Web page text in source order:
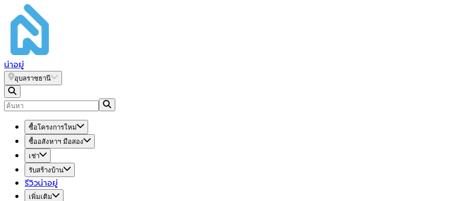
น่าอยู่
อุบลราชธานี
ซื้อโครงการใหม่
ซื้ออสังหาฯ มือสอง
เช่า
รับสร้างบ้าน
รีวิวน่าอยู่
เพิ่มเติม